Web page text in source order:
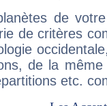
de
de critères
de la
etc.